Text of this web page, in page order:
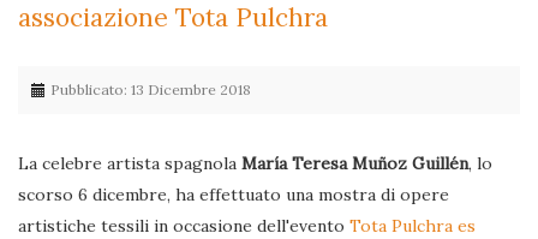
associazione Tota Pulchra
Pubblicato: 13 Dicembre 2018
La celebre artista spagnola María Teresa Muñoz Guillén, lo
scorso 6 dicembre, ha effettuato una mostra di opere
artistiche tessili in occasione dell'evento Tota Pulchra es